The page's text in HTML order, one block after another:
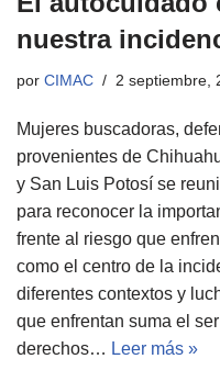
nuestra
por CIMAC 2 septiembre,
Mujeres buscadoras,
provenientes de
y San Luis Potosí se
para reconocer la
frente al riesgo que
como el centro de la
diferentes contextos y
que enfrentan suma el
derechos… Leer más »